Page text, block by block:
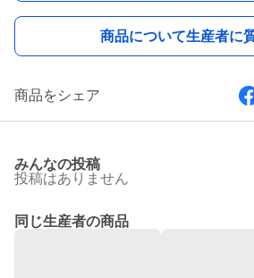
商品について生産者に
商品をシェア
みんなの投稿
投稿はありません
同じ生産者の商品